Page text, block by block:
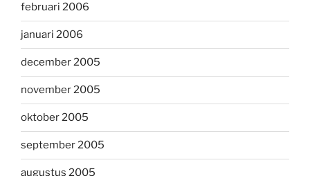
februari 2006
januari 2006
december 2005
november 2005
oktober 2005
september 2005
augustus 2005